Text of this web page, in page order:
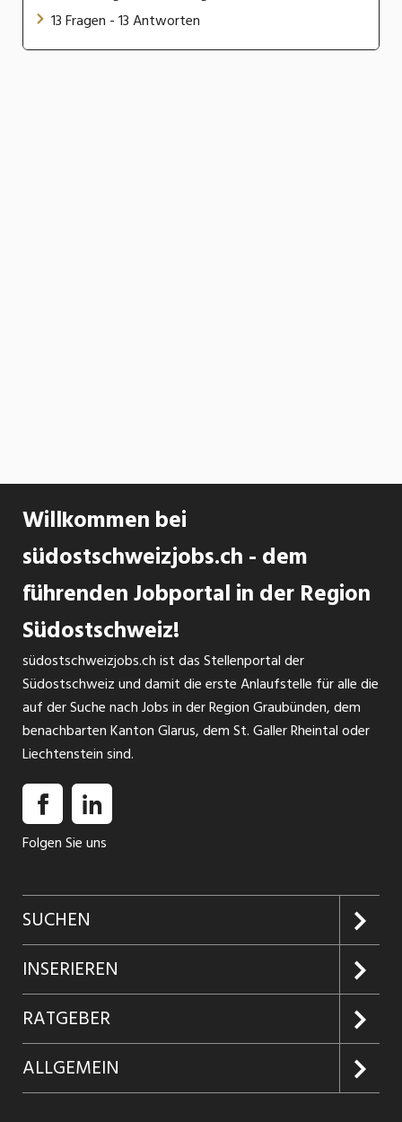
13 Fragen - 13 Antworten
Willkommen bei
südostschweizjobs.ch - dem
führenden Jobportal in der Region
Südostschweiz!
südostschweizjobs.ch ist das Stellenportal der
Südostschweiz und damit die erste Anlaufstelle für alle die
auf der Suche nach Jobs in der Region Graubünden, dem
benachbarten Kanton Glarus, dem St. Galler Rheintal oder
Liechtenstein sind.
Folgen Sie uns
SUCHEN
Jobs suchen
Jobabo
Firmen entdecken
Jobs in Graubünden
INSERIEREN
Kundenlogin
Inserieren
Produkte
RATGEBER
Glossar
ALLGEMEIN